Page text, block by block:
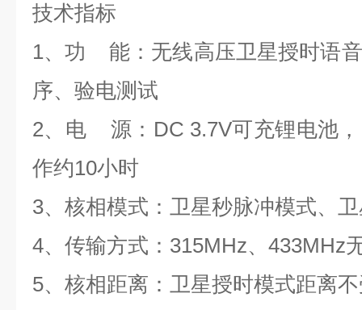
技术指标
1、功 能：无线高压卫星授时语
序、验电测试
2、电 源：DC 3.7V可充锂电池
作约10小时
3、核相模式：卫星秒脉冲模式、
4、传输方式：315MHz、433MHz
5、核相距离：卫星授时模式距离